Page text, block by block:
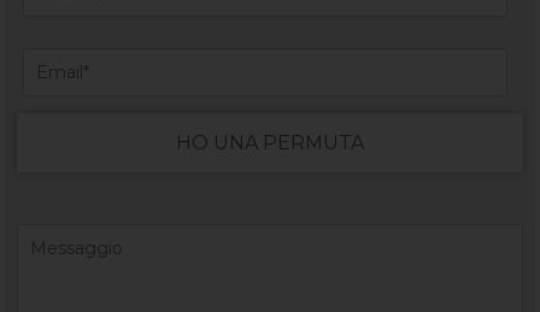
HO UNA PERMUTA